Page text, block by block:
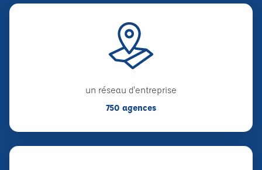
un réseau d'entreprise
750 agences